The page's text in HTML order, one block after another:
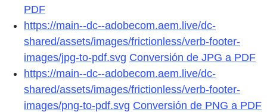
PDF
https://main--dc--adobecom.aem.live/dc-
shared/assets/images/frictionless/verb-footer-
images/jpg-to-pdf.svg Conversión de JPG a PDF
https://main--dc--adobecom.aem.live/dc-
shared/assets/images/frictionless/verb-footer-
images/png-to-pdf.svg Conversión de PNG a PDF